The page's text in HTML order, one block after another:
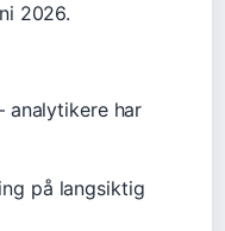
2026.
analytikere har
på langsiktig